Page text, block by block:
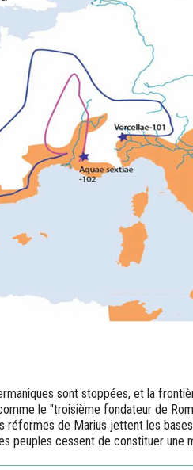
sont stoppées, et la
le "troisième fondateur de
réformes de Marius jettent les bases
peuples cessent de constituer une